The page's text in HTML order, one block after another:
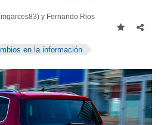
y Fernando Rios
en la información